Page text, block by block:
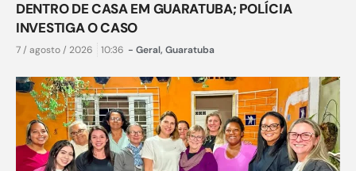
DENTRO DE CASA EM GUARATUBA; POLÍCIA
INVESTIGA O CASO
7 / agosto / 2026 10:36 - Geral, Guaratuba